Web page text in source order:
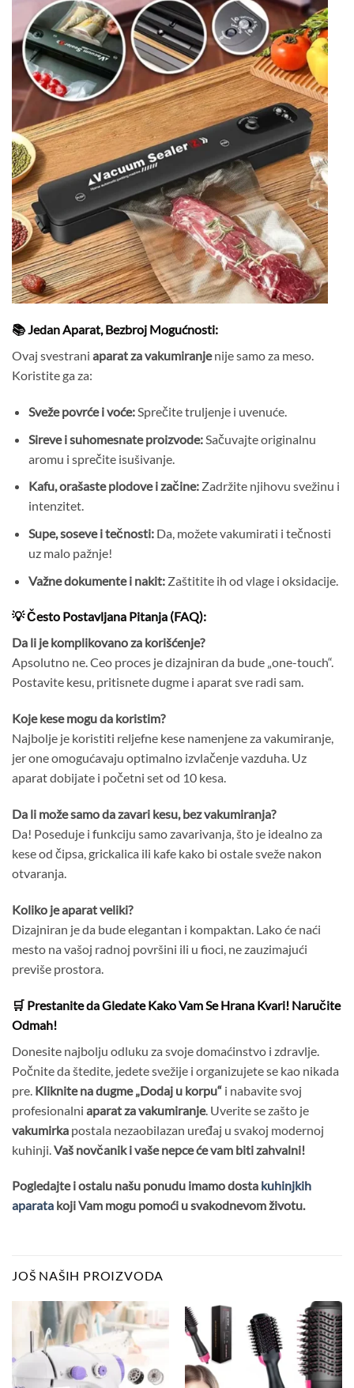
📚 Jedan Aparat, Bezbroj Mogućnosti:
Ovaj svestrani aparat za vakumiranjenije samo za meso.
Koristite ga za:
Sveže povrće i voće:Sprečite truljenje i uvenuće.
Sireve i suhomesnate proizvode:Sačuvajte originalnu
aromu i sprečite isušivanje.
Kafu, orašaste plodove i začine:Zadržite njihovu svežinu i
intenzitet.
Supe, soseve i tečnosti:Da, možete vakumirati i tečnosti
uz malo pažnje!
Važne dokumente i nakit:Zaštitite ih od vlage i oksidacije.
💡 Često Postavljana Pitanja (FAQ):
Da li je komplikovano za korišćenje?
Apsolutno ne. Ceo proces je dizajniran da bude „one-touch“.
Postavite kesu, pritisnete dugme i aparat sve radi sam.
Koje kese mogu da koristim?
Najbolje je koristiti reljefne kese namenjene za vakumiranje,
jer one omogućavaju optimalno izvlačenje vazduha. Uz
aparat dobijate i početni set od 10 kesa.
Da li može samo da zavari kesu, bez vakumiranja?
Da! Poseduje i funkciju samo zavarivanja, što je idealno za
kese od čipsa, grickalica ili kafe kako bi ostale sveže nakon
otvaranja.
Koliko je aparat veliki?
Dizajniran je da bude elegantan i kompaktan. Lako će naći
mesto na vašoj radnoj površini ili u fioci, ne zauzimajući
previše prostora.
🛒 Prestanite da Gledate Kako Vam Se Hrana Kvari! Naručite
Odmah!
Donesite najbolju odluku za svoje domaćinstvo i zdravlje.
Počnite da štedite, jedete svežije i organizujete se kao nikada
pre. Kliknite na dugme „Dodaj u korpu“ i nabavite svoj
profesionalni aparat za vakumiranje. Uverite se zašto je
vakumirka postala nezaobilazan uređaj u svakoj modernoj
kuhinji. Vaš novčanik i vaše nepce će vam biti zahvalni!
Pogledajte i ostalu našu ponudu imamo dosta kuhinjkih
aparata koji Vam mogu pomoći u svakodnevom životu.
JOŠ NAŠIH PROIZVODA